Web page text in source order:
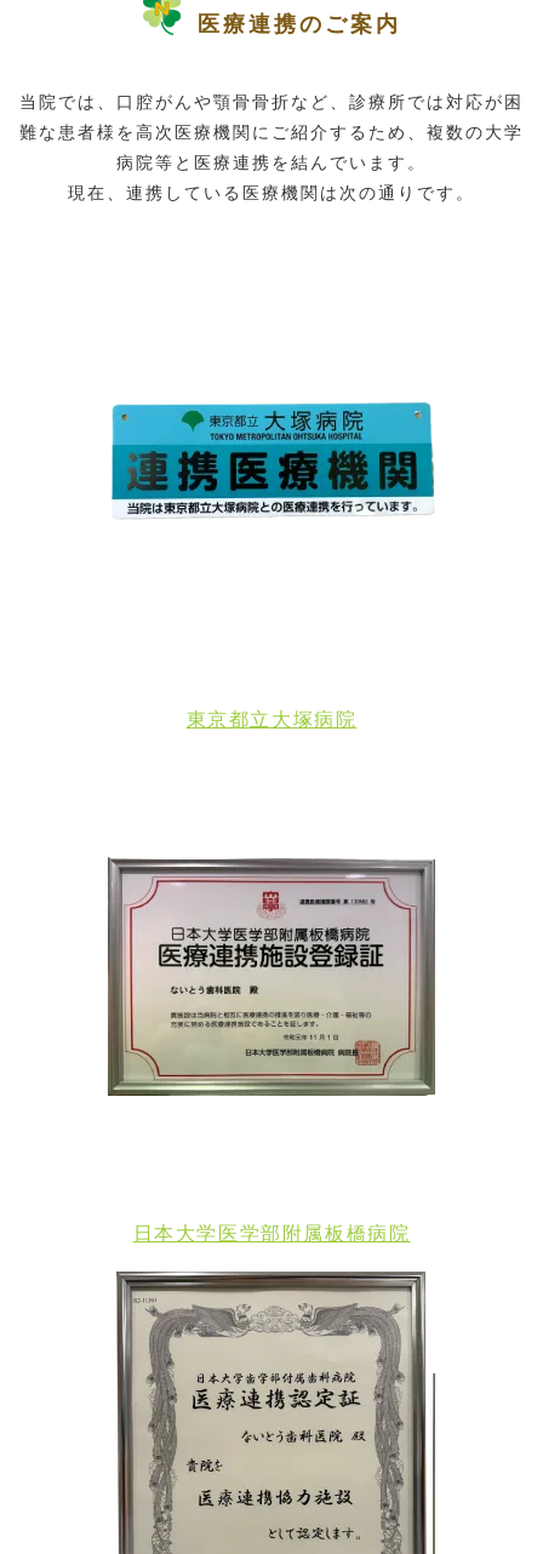
医療連携のご案内
当院では、口腔がんや顎骨骨折など、診療所では対応が困
難な患者様を高次医療機関にご紹介するため、複数の大学
病院等と医療連携を結んでいます。
現在、連携している医療機関は次の通りです。
東京都立大塚病院
日本大学医学部附属板橋病院